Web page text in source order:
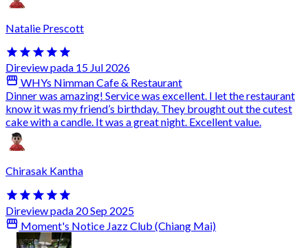
Natalie Prescott
Direview pada 15 Jul 2026
WHYs Nimman Cafe & Restaurant
Dinner was amazing! Service was excellent. I let the restaurant
know it was my friend’s birthday. They brought out the cutest
cake with a candle. It was a great night. Excellent value.
Chirasak Kantha
Direview pada 20 Sep 2025
Moment's Notice Jazz Club (Chiang Mai)